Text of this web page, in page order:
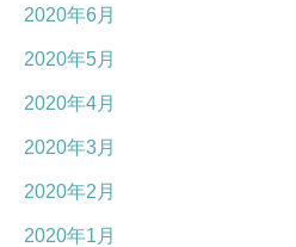
2020年6月
2020年5月
2020年4月
2020年3月
2020年2月
2020年1月